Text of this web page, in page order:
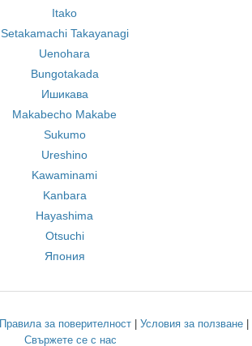
Itako
Setakamachi Takayanagi
Uenohara
Bungotakada
Ишикава
Makabecho Makabe
Sukumo
Ureshino
Kawaminami
Kanbara
Hayashima
Otsuchi
Япония
Правила за поверителност Условия за ползване
Свържете се с нас